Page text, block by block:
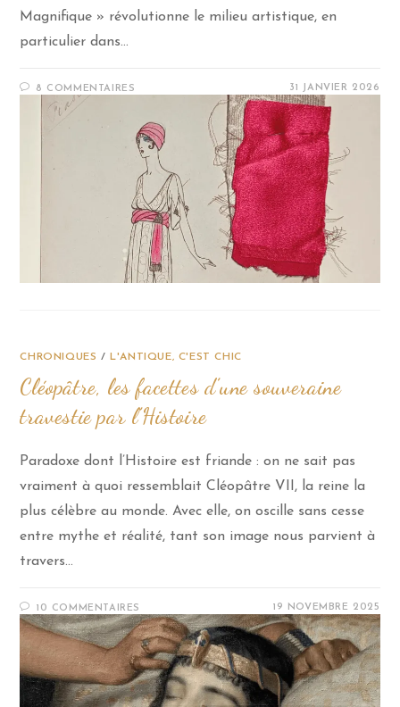
Magnifique » révolutionne le milieu artistique, en
particulier dans…
8 COMMENTAIRES 31 JANVIER 2026
CHRONIQUES / L'ANTIQUE, C'EST CHIC
Cléopâtre, les facettes d’une souveraine
travestie par l’Histoire
Paradoxe dont l’Histoire est friande : on ne sait pas
vraiment à quoi ressemblait Cléopâtre VII, la reine la
plus célèbre au monde. Avec elle, on oscille sans cesse
entre mythe et réalité, tant son image nous parvient à
travers…
10 COMMENTAIRES 19 NOVEMBRE 2025